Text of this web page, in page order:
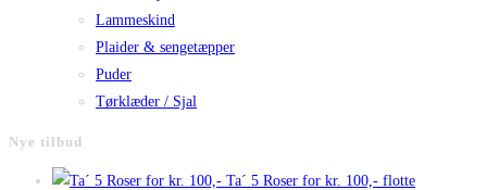
Lammeskind
Plaider & sengetæpper
Puder
Tørklæder / Sjal
Nye tilbud
Ta´ 5 Roser for kr. 100,- flotte